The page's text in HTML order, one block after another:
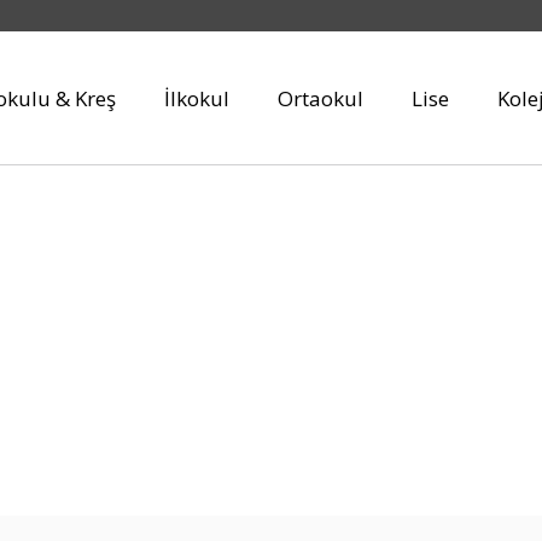
& Kreş İlkokul Ortaokul Lise Kolej